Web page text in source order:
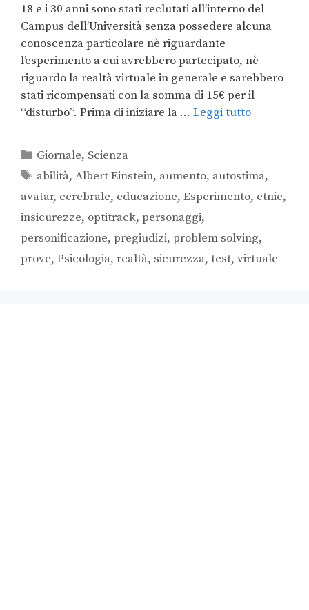
18 e i 30 anni sono stati reclutati all’interno del
Campus dell’Università senza possedere alcuna
conoscenza particolare nè riguardante
l’esperimento a cui avrebbero partecipato, nè
riguardo la realtà virtuale in generale e sarebbero
stati ricompensati con la somma di 15€ per il
“disturbo”. Prima di iniziare la … Leggi tutto
Giornale, Scienza
abilità,Albert Einstein, aumento, autostima,
avatar, cerebrale, educazione, Esperimento, etnie,
insicurezze, optitrack, personaggi,
personificazione, pregiudizi, problem solving,
prove, Psicologia, realtà, sicurezza, test, virtuale